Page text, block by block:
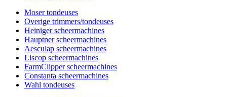
Moser tondeuses
Overige trimmers/tondeuses
Heiniger scheermachines
Hauptner scheermachines
Aesculap scheermachines
Liscop scheermachines
FarmClipper scheermachines
Constanta scheermachines
Wahl tondeuses